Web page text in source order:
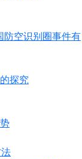
防空识别圈事件有
探究